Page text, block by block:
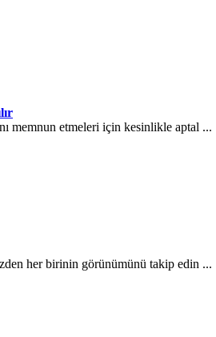
memnun etmeleri için kesinlikle aptal ...
her birinin görünümünü takip edin ...